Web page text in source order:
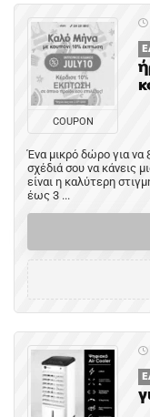
COUPON
Ένα μικρό δώρο για να
σχέδιά σου να κάνεις
είναι η καλύτερη
έως 3 ...